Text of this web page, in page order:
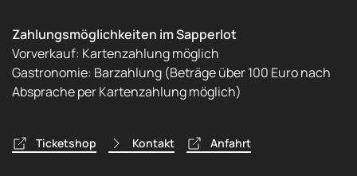
Zahlungsmöglichkeiten im Sapperlot
Vorverkauf: Kartenzahlung möglich
Gastronomie: Barzahlung (Beträge über 100 Euro nach
Absprache per Kartenzahlung möglich)
Ticketshop Kontakt Anfahrt